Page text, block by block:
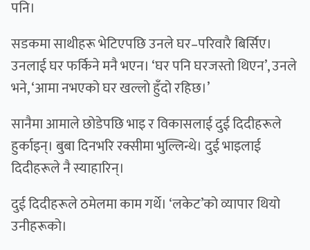
पनि।
सडकमा साथीहरू भेटिएपछि उनले घर–परिवारै बिर्सिए।
उनलाई घर फर्किने मनै भएन। ‘घर पनि घरजस्तो थिएन’, उनले
भने, ‘आमा नभएको घर खल्लो हुँदो रहिछ।’
सानैमा आमाले छोडेपछि भाइ र विकासलाई दुई दिदीहरूले
हुर्काइन्। बुबा दिनभरि रक्सीमा भुल्लिन्थे। दुई भाइलाई
दिदीहरूले नै स्याहारिन्।
दुई दिदीहरूले ठमेलमा काम गर्थे। ‘लकेट’को व्यापार थियो
उनीहरूको।